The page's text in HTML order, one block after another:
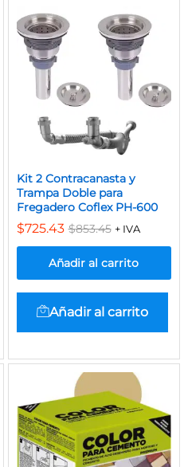
Kit 2 Contracanasta y
Trampa Doble para
Fregadero Coflex PH-600
$725.43 $853.45 + IVA
Añadir al carrito
Añadir al carrito